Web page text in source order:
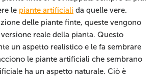
le piante artificiali da quelle vere.
delle piante finte, queste vengono
reale della pianta. Questo
un aspetto realistico e le fa sembrare
le piante artificiali che sembrano
ha un aspetto naturale. Ciò è